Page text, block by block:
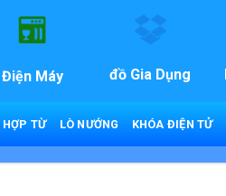
Điện Máy đồ Gia Dụng
HỢP TỪ LÒ NƯỚNG KHÓA ĐIỆN TỬ